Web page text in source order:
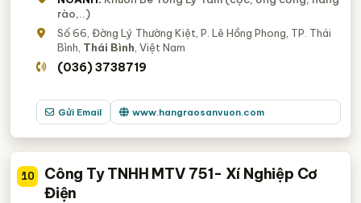
rào,..)
Số 66, Đờng Lý Thường Kiệt, P. Lê Hồng Phong, TP. Thái
Bình, Thái Bình , Việt Nam
(036) 3738719
Gửi Email www.hangraosanvuon.com
10
Công Ty TNHH MTV 751- Xí Nghiệp Cơ
Điện